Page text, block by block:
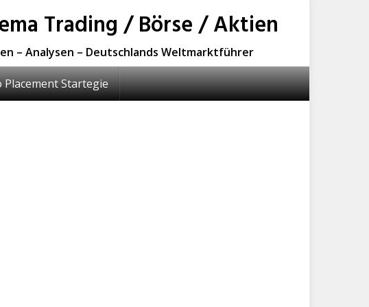
Trading / Börse / Aktien
– Analysen – Deutschlands Weltmarktführer
Startegie